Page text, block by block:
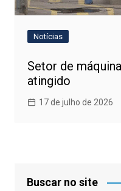
Notícias
Setor de
atingido
17 de julho de 2026
Buscar no site